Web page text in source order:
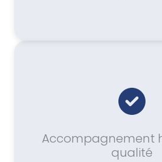
Accompagnement
qualité